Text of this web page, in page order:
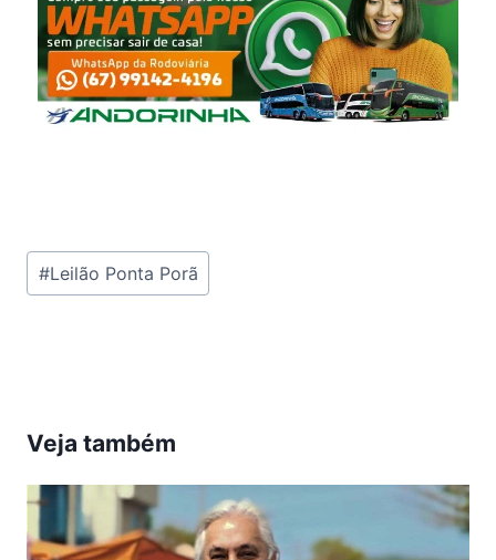
Tags
do
#Leilão Ponta Porã
Veja também